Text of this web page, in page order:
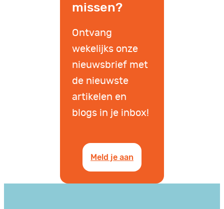
missen?
Ontvang
wekelijks onze
nieuwsbrief met
de nieuwste
artikelen en
blogs in je inbox!
Meld je aan